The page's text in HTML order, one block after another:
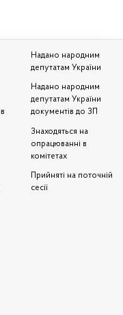
Надано народним
депутатам України
Надано народним
депутатам України
документів до ЗП
Знаходяться на
опрацюванні в
комітетах
Прийняті на поточній
сесії